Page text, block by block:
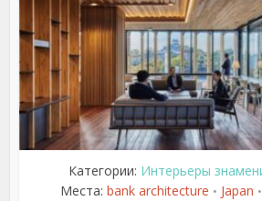
Категории: Интерьеры
Места: bank architecture • Japan •